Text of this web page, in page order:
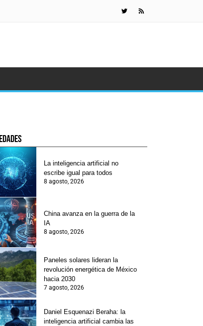
La inteligencia artificial no
escribe igual para todos
8 agosto, 2026
China avanza en la guerra de la
IA
8 agosto, 2026
Paneles solares lideran la
revolución energética de México
hacia 2030
7 agosto, 2026
Daniel Esquenazi Beraha: la
inteligencia artificial cambia las